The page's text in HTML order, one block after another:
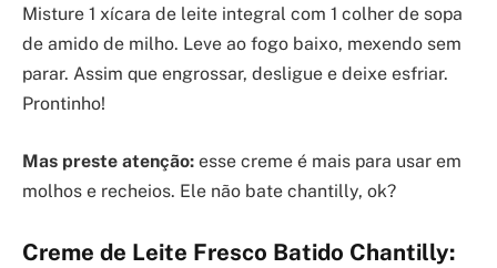
Misture 1 xícara de leite integral com 1 colher de sopa
de amido de milho. Leve ao fogo baixo, mexendo sem
parar. Assim que engrossar, desligue e deixe esfriar.
Prontinho!
Mas preste atenção: esse creme é mais para usar em
molhos e recheios. Ele não bate chantilly, ok?
Creme de Leite Fresco Batido Chantilly: